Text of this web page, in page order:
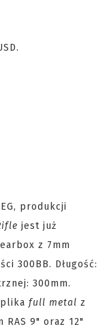
produkcji
jest już
z 7mm
300BB. Długość:
300mm.
full metal z
RAS 9" oraz 12"